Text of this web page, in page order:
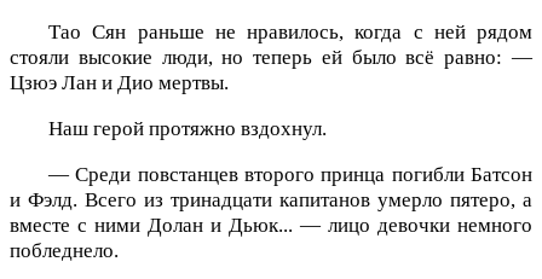
Тао Сян раньше не нравилось, когда с ней рядом
стояли высокие люди, но теперь ей было всё равно: —
Цзюэ Лан и Дио мертвы.
Наш герой протяжно вздохнул.
— Среди повстанцев второго принца погибли Батсон
и Фэлд. Всего из тринадцати капитанов умерло пятеро, а
вместе с ними Долан и Дьюк... — лицо девочки немного
побледнело.